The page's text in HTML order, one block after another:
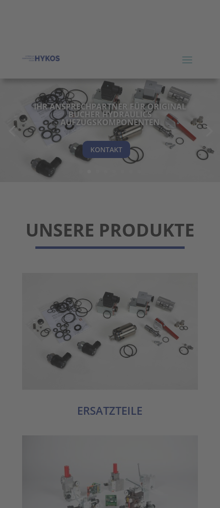
IHR ANSPRECHPARTNER FÜR ORIGINAL
BUCHER HYDRAULICS
AUFZUGSKOMPONENTEN
KONTAKT
UNSERE PRODUKTE
ERSATZTEILE